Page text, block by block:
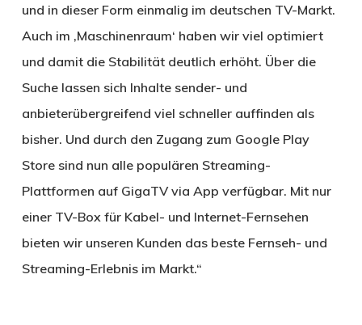
und in dieser Form einmalig im deutschen TV-Markt.
Auch im ‚Maschinenraum‘ haben wir viel optimiert
und damit die Stabilität deutlich erhöht. Über die
Suche lassen sich Inhalte sender- und
anbieterübergreifend viel schneller auffinden als
bisher. Und durch den Zugang zum Google Play
Store sind nun alle populären Streaming-
Plattformen auf GigaTV via App verfügbar. Mit nur
einer TV-Box für Kabel- und Internet-Fernsehen
bieten wir unseren Kunden das beste Fernseh- und
Streaming-Erlebnis im Markt.“